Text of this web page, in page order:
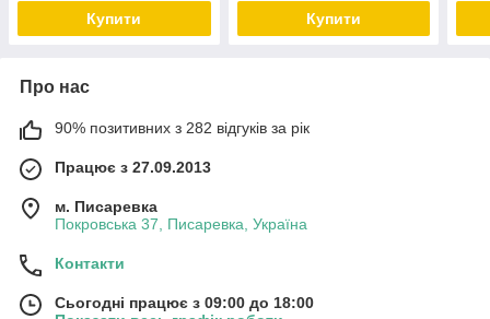
Купити Купити
Про нас
90% позитивних з 282 відгуків за рік
Працює з 27.09.2013
м. Писаревка
Покровська 37, Писаревка, Україна
Контакти
Сьогодні працює з 09:00 до 18:00